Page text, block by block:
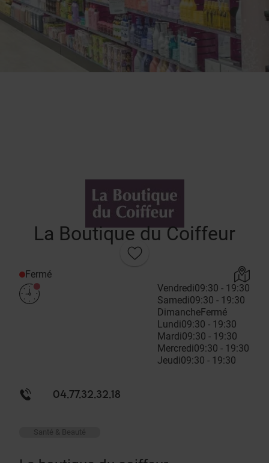
La Boutique du Coiffeur
Fermé
Vendredi09:30 - 19:30
Samedi09:30 - 19:30
DimancheFermé
Lundi09:30 - 19:30
Mardi09:30 - 19:30
Mercredi09:30 - 19:30
Jeudi09:30 - 19:30
04.77.32.32.18
Santé & Beauté